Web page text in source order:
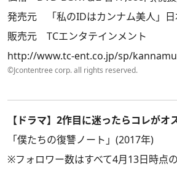
発売元 「私のIDはカンナム美人」日
販売元 TCエンタテインメント
http://www.tc-ent.co.jp/sp/
©Jcontentree corp. all rights reserved.
【ドラマ】2作目に迷ったらコレがオ
「僕たちの復讐ノート」(2017年)
※フォロワー数はすべて4月13日時点の